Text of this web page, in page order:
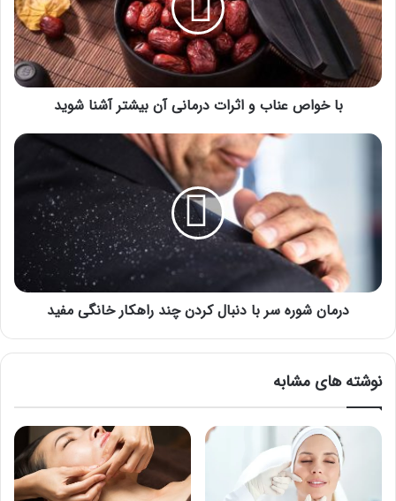
اثرات
درمانی
آن
بیشتر
آشنا
با خواص عناب و اثرات درمانی آن بیشتر آشنا شوید
درمان
کردن
خانگی
درمان شوره سر با دنبال کردن چند راهکار خانگی مفید
نوشته های مشابه